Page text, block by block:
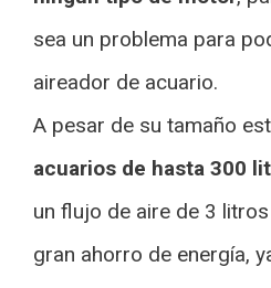
sea un problema para
aireador de acuario.
A pesar de su tamaño
acuarios de hasta 300
un flujo de aire de 3
gran ahorro de energía,